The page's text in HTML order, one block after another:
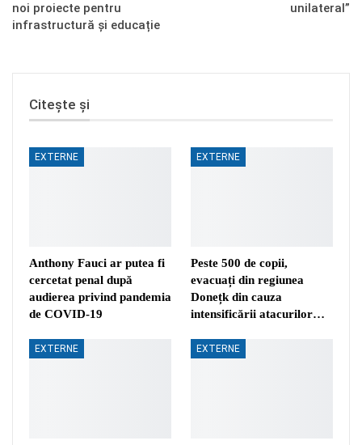
noi proiecte pentru
infrastructură și educație
unilateral”
Citește și
EXTERNE
Anthony Fauci ar putea fi
cercetat penal după
audierea privind pandemia
de COVID-19
EXTERNE
Peste 500 de copii,
evacuați din regiunea
Donețk din cauza
intensificării atacurilor…
EXTERNE EXTERNE